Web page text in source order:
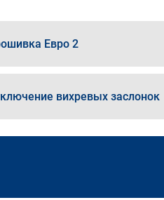
Евро 2
вихревых заслонок